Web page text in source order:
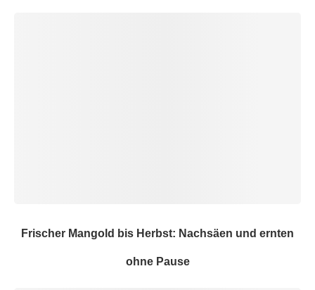
Frischer Mangold bis Herbst: Nachsäen und ernten
ohne Pause